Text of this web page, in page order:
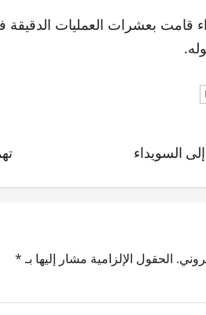
قامت بعشرات العمليات
الحقول الإلزامية مشار إليها بـ*